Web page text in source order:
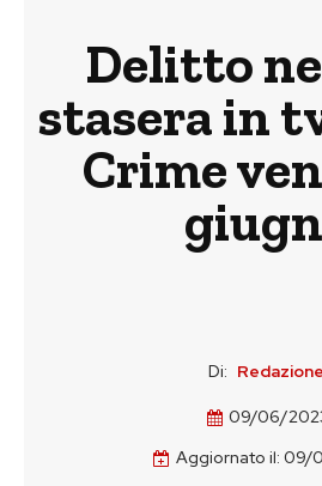
Delitto
stasera in
Crime
Di: Redazione
09/06/
Aggiornato il: 09/